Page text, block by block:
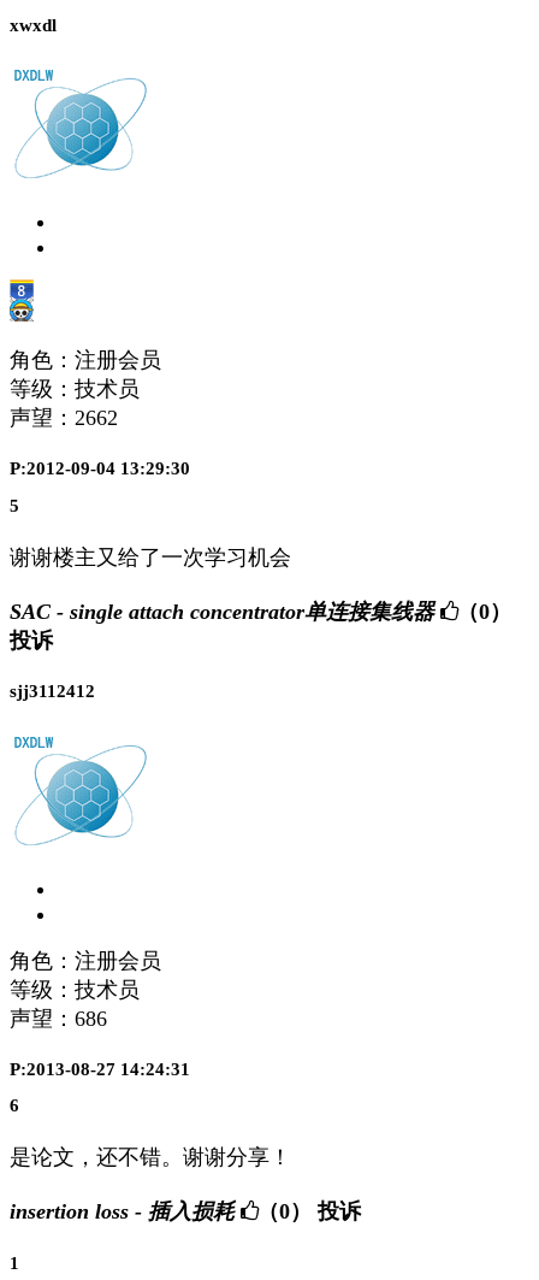
xwxdl
角色：注册会员
等级：技术员
声望： 2662
P:2012-09-04 13:29:30
5
谢谢楼主又给了一次学习机会
SAC - single attach concentrator单连接集线器
（0）
投诉
sjj3112412
角色：注册会员
等级：技术员
声望： 686
P:2013-08-27 14:24:31
6
是论文，还不错。谢谢分享！
insertion loss - 插入损耗 （0） 投诉
1